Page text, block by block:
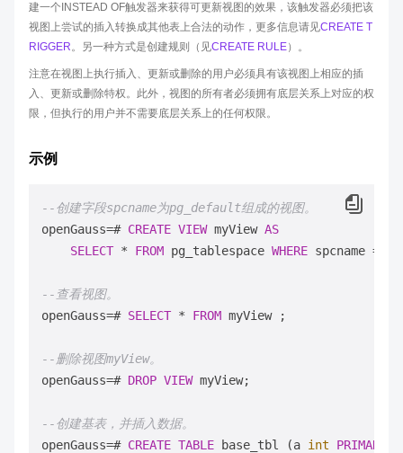
建一个INSTEAD OF触发器来获得可更新视图的效果，该触发器必须把该
视图上尝试的插入转换成其他表上合法的动作，更多信息请见CREATE T
RIGGER。另一种方式是创建规则（见CREATE RULE）。
注意在视图上执行插入、更新或删除的用户必须具有该视图上相应的插
入、更新或删除特权。此外，视图的所有者必须拥有底层关系上对应的权
限，但执行的用户并不需要底层关系上的任何权限。
示例
--创建字段spcname为pg_default组成的视图。
openGauss=# CREATE VIEW myView AS
SELECT * FROM pg_tablespace WHERE spcname =
--查看视图。
openGauss=# SELECT * FROM myView ;
--删除视图myView。
openGauss=# DROP VIEW myView;
--创建基表，并插入数据。
openGauss=# CREATE TABLE base_tbl (a int PRIMARY